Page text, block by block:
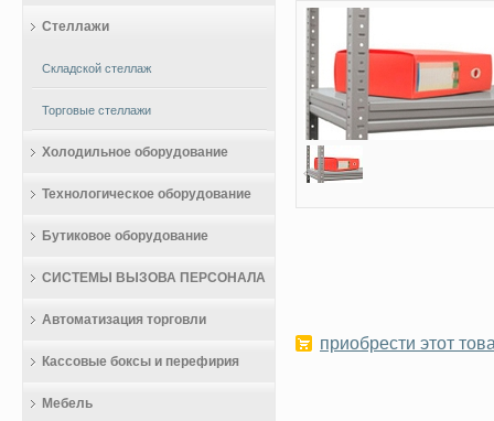
приобрести этот
Стеллажи
Складской стеллаж
Торговые стеллажи
Холодильное оборудование
Технологическое оборудование
Бутиковое оборудование
СИСТЕМЫ ВЫЗОВА ПЕРСОНАЛА
Автоматизация торговли
Кассовые боксы и перефирия
Мебель